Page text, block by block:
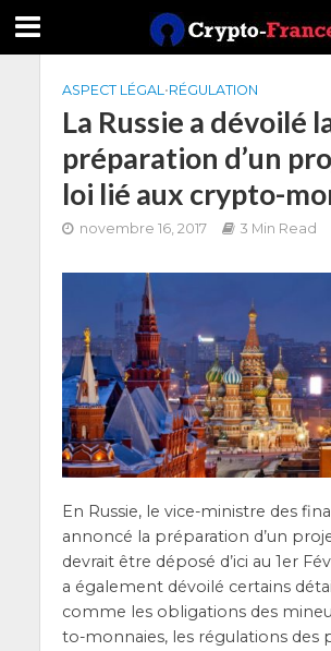
ASPECT LÉGAL•RÉGULATION
La Russie a dévoilé
préparation d’un
loi lié aux crypto-
novembre 16, 2017 3 Min Read
En Rus­sie, le vice-ministre des
annon­cé la pré­pa­ra­tion d’un
devrait être dépo­sé d’i­ci au 1er
a éga­le­ment dévoi­lé cer­tains
comme les obli­ga­tions des
to-mon­naies, les régu­la­tions des